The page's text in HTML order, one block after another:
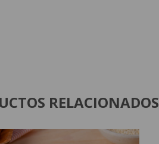
RELACIONADOS